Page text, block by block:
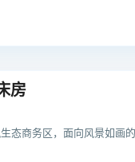
房
态商务区，面向风景如画